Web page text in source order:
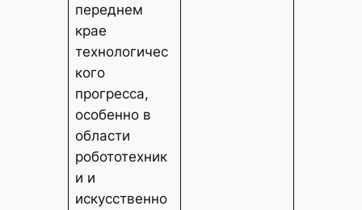
переднем
крае
технологичес
кого
прогресса,
особенно в
области
робототехник
и и
искусственно